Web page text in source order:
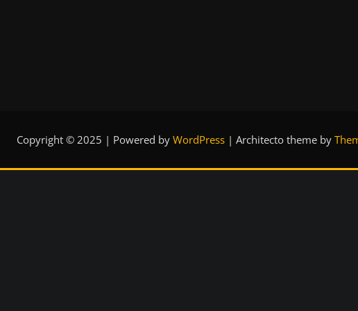
Copyright © 2025 | Powered by WordPress | Architecto theme by